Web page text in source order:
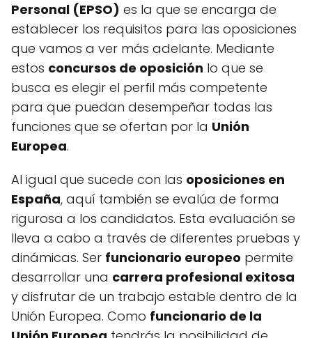
Personal (EPSO) es la que se encarga de
establecer los requisitos para las oposiciones
que vamos a ver más adelante. Mediante
estos concursos de oposición lo que se
busca es elegir el perfil más competente
para que puedan desempeñar todas las
funciones que se ofertan por la Unión
Europea.
Al igual que sucede con las oposiciones en
España, aquí también se evalúa de forma
rigurosa a los candidatos. Esta evaluación se
lleva a cabo a través de diferentes pruebas y
dinámicas. Ser funcionario europeo permite
desarrollar una carrera profesional exitosa
y disfrutar de un trabajo estable dentro de la
Unión Europea. Como funcionario de la